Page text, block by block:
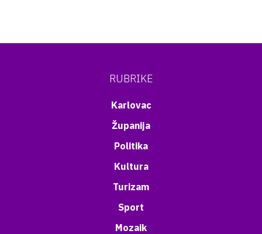
RUBRIKE
Karlovac
Županija
Politika
Kultura
Turizam
Sport
Mozaik